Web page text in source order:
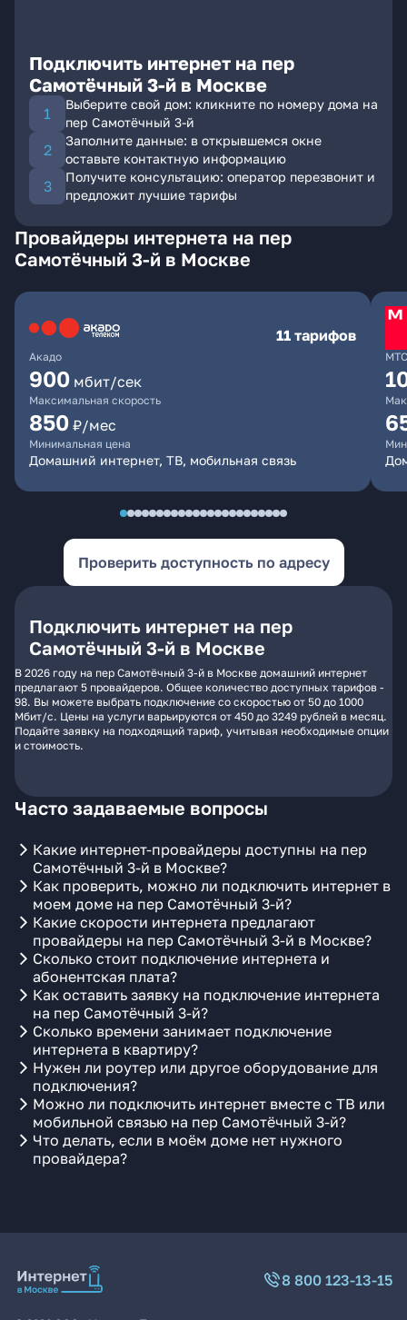
Подключить интернет на пер
Самотёчный 3-й в Москве
Выберите свой дом: кликните по номеру дома на
пер Самотёчный 3-й
Заполните данные: в открывшемся окне
оставьте контактную информацию
Получите консультацию: оператор перезвонит и
предложит лучшие тарифы
Провайдеры интернета на пер
Самотёчный 3-й в Москве
Акадо
11 тарифов
900 мбит/сек
Максимальная скорость
850 ₽/мес
Минимальная цена
Домашний интернет, ТВ, мобильная связь
МТС
Проверить доступность по адресу
Подключить интернет на пер
Самотёчный 3-й в Москве
В 2026 году на пер Самотёчный 3-й в Москве домашний интернет
предлагают 5 провайдеров. Общее количество доступных тарифов -
98. Вы можете выбрать подключение со скоростью от 50 до 1000
Мбит/с. Цены на услуги варьируются от 450 до 3249 рублей в месяц.
Подайте заявку на подходящий тариф, учитывая необходимые опции
и стоимость.
Часто задаваемые вопросы
Какие интернет-провайдеры доступны на пер
Самотёчный 3-й в Москве?
Как проверить, можно ли подключить интернет в
моем доме на пер Самотёчный 3-й?
Какие скорости интернета предлагают
провайдеры на пер Самотёчный 3-й в Москве?
Сколько стоит подключение интернета и
абонентская плата?
Как оставить заявку на подключение интернета
на пер Самотёчный 3-й?
Сколько времени занимает подключение
интернета в квартиру?
Нужен ли роутер или другое оборудование для
подключения?
Можно ли подключить интернет вместе с ТВ или
мобильной связью на пер Самотёчный 3-й?
Что делать, если в моём доме нет нужного
провайдера?
8 800 123-13-15